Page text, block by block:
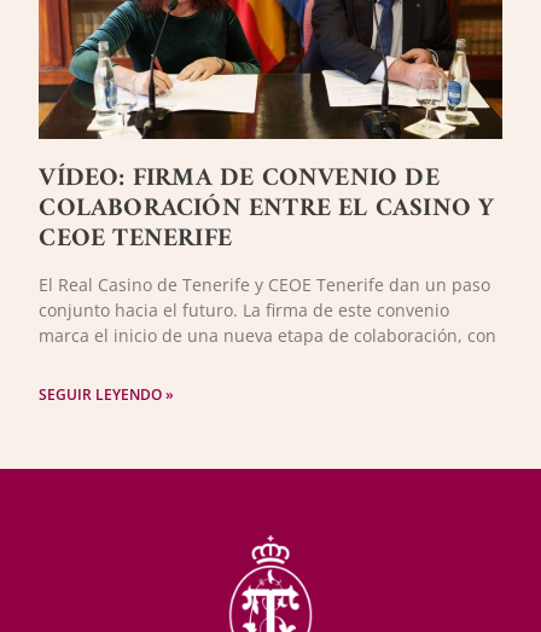
VÍDEO: FIRMA DE CONVENIO DE
COLABORACIÓN ENTRE EL CASINO Y
CEOE TENERIFE
El Real Casino de Tenerife y CEOE Tenerife dan un paso
conjunto hacia el futuro. La firma de este convenio
marca el inicio de una nueva etapa de colaboración, con
SEGUIR LEYENDO »